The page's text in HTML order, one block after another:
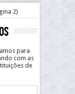
2)
para
com as
de